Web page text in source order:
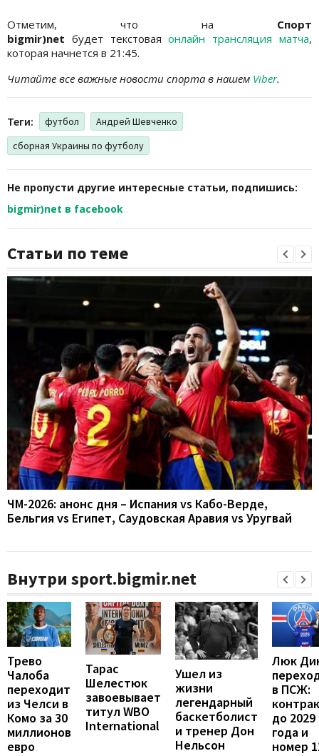
Отметим, что на Спорт
bigmir)net будет текстоваяонлайн трансляция матча,
которая начнется в 21:45.
Читайте все важные новости спорта в нашем Viber.
Теги: футбол
Андрей Шевченко
сборная Украины по футболу
Не пропусти другие интересные статьи, подпишись:
bigmir)net в facebook
Статьи по теме
ЧМ-2026: анонс дня – Испания vs Кабо-Верде,
Бельгия vs Египет, Саудовская Аравия vs Уругвай
Внутри sport.bigmir.net
Трево
Чалоба
переходит
из Челси в
Комо за 30
миллионов
евро
Тарас
Шелестюк
завоевывает
титул WBO
International
Ушел из
жизни
легендарный
баскетболист
и тренер Дон
Нельсон
Люк
в ПСЖ:
до 2029
года и
номер